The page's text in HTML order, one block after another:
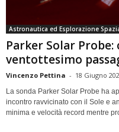
Astronautica ed Esplorazione
Parker Solar
ventottesimo
Vincenzo Pettina - 18 Giugno
La sonda Parker Solar Probe ha
incontro ravvicinato con il Sole e
minima e velocità record mentre